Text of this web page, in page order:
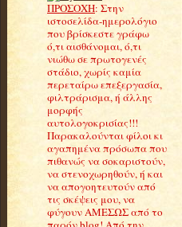
ΠΡΟΣΟΧΗ: Στην
ιστοσελίδα-ημερολόγιο
που βρίσκεστε γράφω
ό,τι αισθάνομαι, ό,τι
νιώθω σε πρωτογενές
στάδιο, χωρίς καμία
περεταίρω επεξεργασία,
φιλτράρισμα, ή άλλης
μορφής
αυτολογοκρισίας!!!
Παρακαλούνται φίλοι κι
αγαπημένα πρόσωπα που
πιθανώς να σοκαριστούν,
να στενοχωρηθούν, ή και
να απογοητευτούν από
τις σκέψεις μου, να
φύγουν ΑΜΕΣΩΣ από το